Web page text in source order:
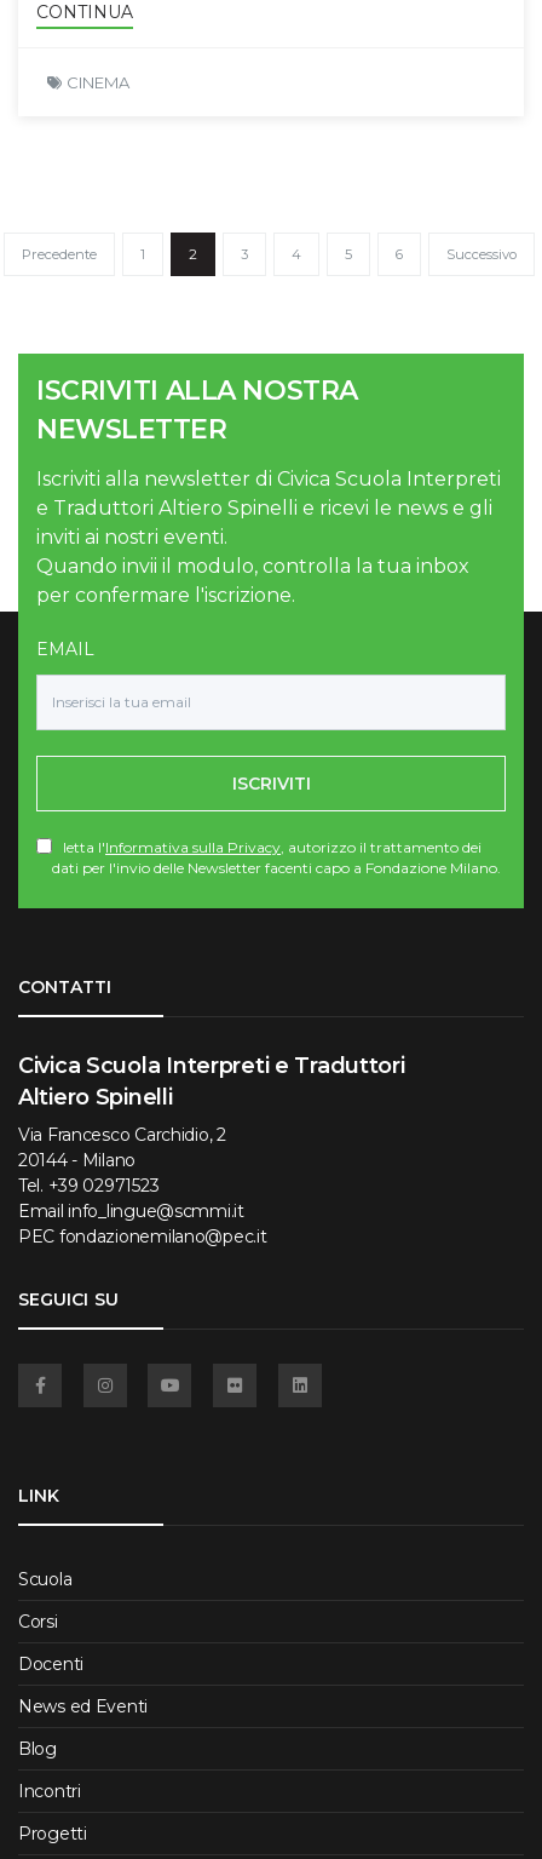
CONTINUA
CINEMA
Precedente 1 2 3 4 5 6 Successivo
ISCRIVITI ALLA NOSTRA
NEWSLETTER
Iscriviti alla newsletter di Civica Scuola Interpreti
e Traduttori Altiero Spinelli e ricevi le news e gli
inviti ai nostri eventi.
Quando invii il modulo, controlla la tua inbox
per confermare l'iscrizione.
EMAIL
ISCRIVITI
letta l'Informativa sulla Privacy , autorizzo il trattamento dei
dati per l'invio delle Newsletter facenti capo a Fondazione Milano.
CONTATTI
Civica Scuola Interpreti e Traduttori
Altiero Spinelli
Via Francesco Carchidio, 2
20144 - Milano
Tel. +39 02971523
Email info_lingue@scmmi.it
PEC fondazionemilano@pec.it
SEGUICI SU
LINK
Scuola
Corsi
Docenti
News ed Eventi
Blog
Incontri
Progetti